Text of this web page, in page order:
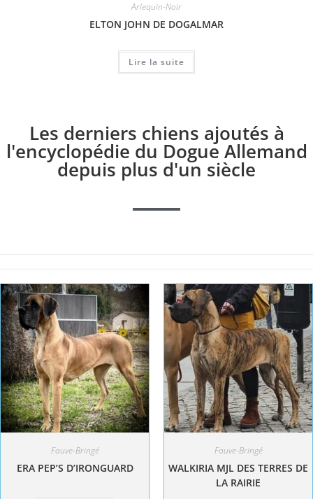
Arlequin-Noir
ELTON JOHN DE DOGALMAR
Lire la suite
Les derniers chiens ajoutés à
l'encyclopédie du Dogue Allemand
depuis plus d'un siècle
Fauve-Bringé
ERA PEP’S D’IRONGUARD
Fauve-Bringé
WALKIRIA MJL DES TERRES DE
LA RAIRIE